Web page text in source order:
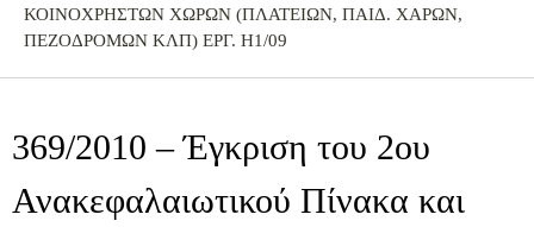
ΚΟΙΝΟΧΡΗΣΤΩΝ ΧΩΡΩΝ (ΠΛΑΤΕΙΩΝ, ΠΑΙΔ. ΧΑΡΩΝ,
ΠΕΖΟΔΡΟΜΩΝ ΚΛΠ) ΕΡΓ. Η1/09
369/2010 – Έγκριση του 2ου
Ανακεφαλαιωτικού Πίνακα και